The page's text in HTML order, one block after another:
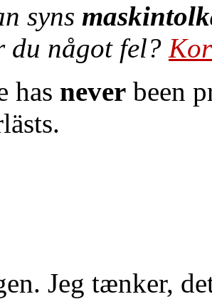
syns
du något fel?
has never been
Jeg tænker,